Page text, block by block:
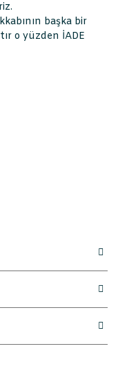
başka bir
o yüzden İADE